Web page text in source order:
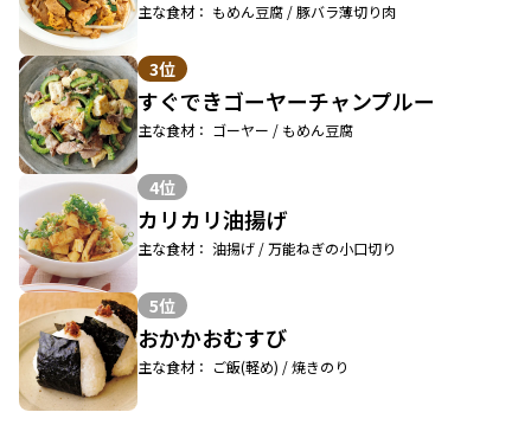
主な食材： もめん豆腐 / 豚バラ薄切り肉
3位
すぐできゴーヤーチャンプルー
主な食材： ゴーヤー / もめん豆腐
4位
カリカリ油揚げ
主な食材： 油揚げ / 万能ねぎの小口切り
5位
おかかおむすび
主な食材： ご飯(軽め) / 焼きのり